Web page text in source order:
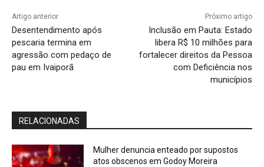
Artigo anterior
Desentendimento após
pescaria termina em
agressão com pedaço de
pau em Ivaiporã
Próximo artigo
Inclusão em Pauta: Estado
libera R$ 10 milhões para
fortalecer direitos da Pessoa
com Deficiência nos
municípios
RELACIONADAS
Mulher denuncia enteado por supostos
atos obscenos em Godoy Moreira